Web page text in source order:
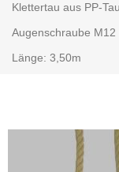
Klettertau aus PP-
Augenschraube
Länge: 3,50m